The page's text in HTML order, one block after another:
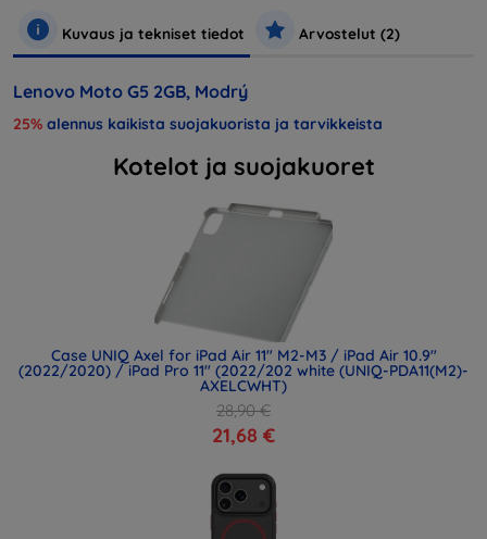
Kuvaus ja tekniset tiedot Arvostelut (2)
Lenovo Moto G5 2GB, Modrý
25% alennus kaikista suojakuorista ja tarvikkeista
Kotelot ja suojakuoret
Case UNIQ Axel for iPad Air 11" M2-M3 / iPad Air 10.9"
(2022/2020) / iPad Pro 11" (2022/202 white (UNIQ-PDA11(M2)-
AXELCWHT)
28,90 €
21,68 €